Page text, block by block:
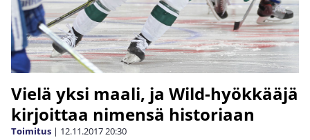
Vielä yksi maali, ja Wild-hyökkääjä
kirjoittaa nimensä historiaan
Toimitus | 12.11.201720:30